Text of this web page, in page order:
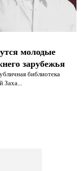
молодые
зарубежья
библиотека
Заха...